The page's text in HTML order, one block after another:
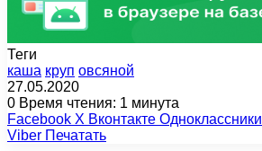
Теги
каша круп овсяной
27.05.2020
0 Время чтения: 1 минута
Facebook X Вконтакте Одноклассники
Viber Печатать